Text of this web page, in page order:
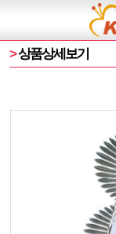
>상품상세보기